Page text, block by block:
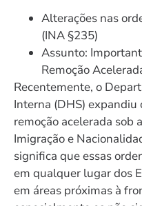
Alterações nas
(INA §235)
Assunto:
Remoção
Recentemente, o
Interna (DHS) expandiu
remoção acelerada sob
Imigração e
significa que essas
em qualquer lugar dos
em áreas próximas à